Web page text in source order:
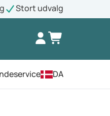
Stort udvalg
DA